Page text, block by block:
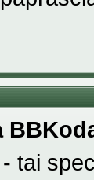
tai